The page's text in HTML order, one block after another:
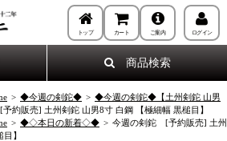
トップ カート ご案内 ログイン
商品検索
> ◆今週の剣鉈◆ > ◆今週の剣鉈◆【土州剣鉈 山男
約販売] 土州剣鉈 山男8寸 白鋼 【極細幅 黒槌目】
> ◆◇本日の新着◇◆ > 今週の剣鉈 [予約販売] 土州
】